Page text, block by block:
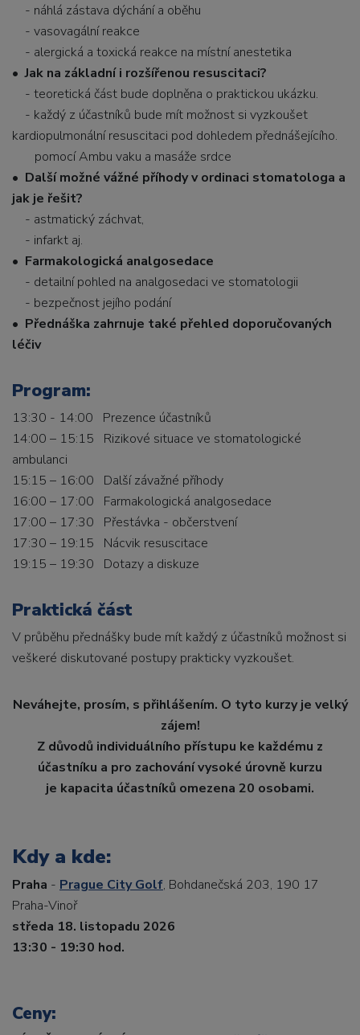
- náhlá zástava dýchání a oběhu
- vasovagální reakce
- alergická a toxická reakce na místní anestetika
•Jak na základní i rozšířenou resuscitaci?
- teoretická část bude doplněna o praktickou ukázku.
- každý z účastníků bude mít možnost si vyzkoušet
kardiopulmonální resuscitaci pod dohledem přednášejícího.
pomocí Ambu vaku a masáže srdce
• Další možné vážné příhody v ordinaci stomatologa a
jak je řešit?
- astmatický záchvat,
- infarkt aj.
• Farmakologická analgosedace
- detailní pohled na analgosedaci ve stomatologii
- bezpečnost jejího podání
• Přednáška zahrnuje také přehled doporučovaných
léčiv
Program:
13:30 - 14:00 Prezence účastníků
14:00 – 15:15 Rizikové situace ve stomatologické
ambulanci
15:15 – 16:00 Další závažné příhody
16:00 – 17:00 Farmakologická analgosedace
17:00 – 17:30 Přestávka - občerstvení
17:30 – 19:15 Nácvik resuscitace
19:15 – 19:30 Dotazy a diskuze
Praktická část
V průběhu přednášky bude mít každý z účastníků možnost si
veškeré diskutované postupy prakticky vyzkoušet.
Neváhejte, prosím, s přihlášením. O tyto kurzy je velký
zájem!
Z důvodů individuálního přístupu ke každému z
účastníku a pro zachování vysoké úrovně kurzu
je kapacita účastníků omezena 20 osobami.
Kdy a kde:
Praha - Prague City Golf, Bohdanečská 203, 190 17
Praha-Vinoř
středa 18. listopadu 2026
13:30 - 19:30 hod.
Ceny: